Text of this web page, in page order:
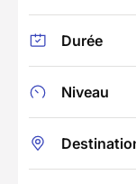
Durée
Niveau